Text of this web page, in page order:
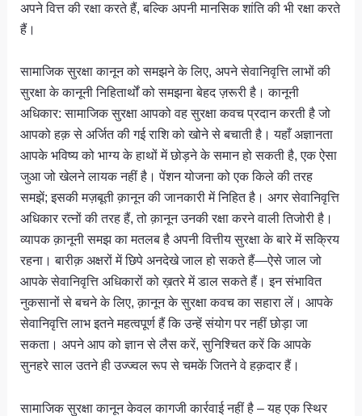
अपने वित्त की रक्षा करते हैं, बल्कि अपनी मानसिक शांति की भी रक्षा करते
हैं।
सामाजिक सुरक्षा कानून को समझने के लिए, अपने सेवानिवृत्ति लाभों की
सुरक्षा के कानूनी निहितार्थों को समझना बेहद ज़रूरी है। कानूनी
अधिकार: सामाजिक सुरक्षा आपको वह सुरक्षा कवच प्रदान करती है जो
आपको हक़ से अर्जित की गई राशि को खोने से बचाती है। यहाँ अज्ञानता
आपके भविष्य को भाग्य के हाथों में छोड़ने के समान हो सकती है, एक ऐसा
जुआ जो खेलने लायक नहीं है। पेंशन योजना को एक किले की तरह
समझें; इसकी मज़बूती क़ानून की जानकारी में निहित है। अगर सेवानिवृत्ति
अधिकार रत्नों की तरह हैं, तो क़ानून उनकी रक्षा करने वाली तिजोरी है।
व्यापक क़ानूनी समझ का मतलब है अपनी वित्तीय सुरक्षा के बारे में सक्रिय
रहना। बारीक़ अक्षरों में छिपे अनदेखे जाल हो सकते हैं—ऐसे जाल जो
आपके सेवानिवृत्ति अधिकारों को ख़तरे में डाल सकते हैं। इन संभावित
नुकसानों से बचने के लिए, क़ानून के सुरक्षा कवच का सहारा लें। आपके
सेवानिवृत्ति लाभ इतने महत्वपूर्ण हैं कि उन्हें संयोग पर नहीं छोड़ा जा
सकता। अपने आप को ज्ञान से लैस करें, सुनिश्चित करें कि आपके
सुनहरे साल उतने ही उज्ज्वल रूप से चमकें जितने वे हक़दार हैं।
सामाजिक सुरक्षा कानून केवल कागजी कार्रवाई नहीं है – यह एक स्थिर